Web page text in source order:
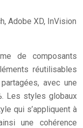
Adobe XD, InVision
de composants
réutilisables
avec une
Les styles globaux
qui s’appliquent à
une cohérence